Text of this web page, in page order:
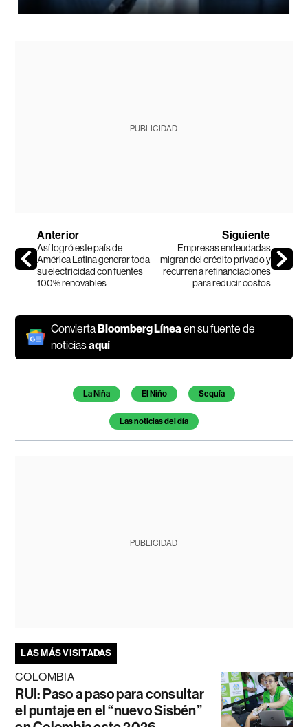
PUBLICIDAD
Anterior
Así logró este país de
América Latina generar toda
su electricidad con fuentes
100% renovables
Siguiente
Empresas endeudadas
migran del crédito privado y
recurren a refinanciaciones
para reducir costos
ConviertaBloomberg Línea en su fuente de
noticiasaquí
Temas de este artículo
La Niña El Niño Sequía
Las noticias del día
PUBLICIDAD
LAS MÁS VISITADAS
COLOMBIA
RUI: Paso a paso para consultar
el puntaje en el “nuevo Sisbén”